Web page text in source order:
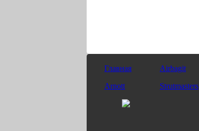
Главная Airbagit
Arnott Strutmasters